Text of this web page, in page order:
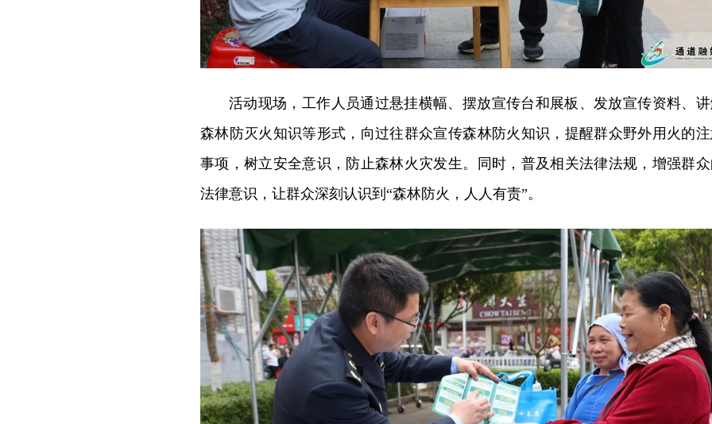
活动现场，工作人员通过悬挂横幅、摆放宣传台和展板、发放宣传资料、
森林防灭火知识等形式，向过往群众宣传森林防火知识，提醒群众野外用火的
事项，树立安全意识，防止森林火灾发生。同时，普及相关法律法规，增强群
法律意识，让群众深刻认识到“森林防火，人人有责”。